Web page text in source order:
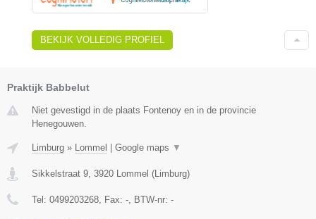
BEKIJK VOLLEDIG PROFIEL
Praktijk Babbelut
Niet gevestigd in de plaats Fontenoy en in de provincie
Henegouwen.
Limburg » Lommel Google maps ▼
Sikkelstraat 9 3920 Lommel ( Limburg)
Tel: 0499203268 , Fax: - , BTW-nr: -